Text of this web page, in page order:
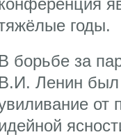
годы.
В борьбе за
В.И. Ленин был
от